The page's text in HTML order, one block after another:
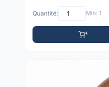
Quantité: Min: 1